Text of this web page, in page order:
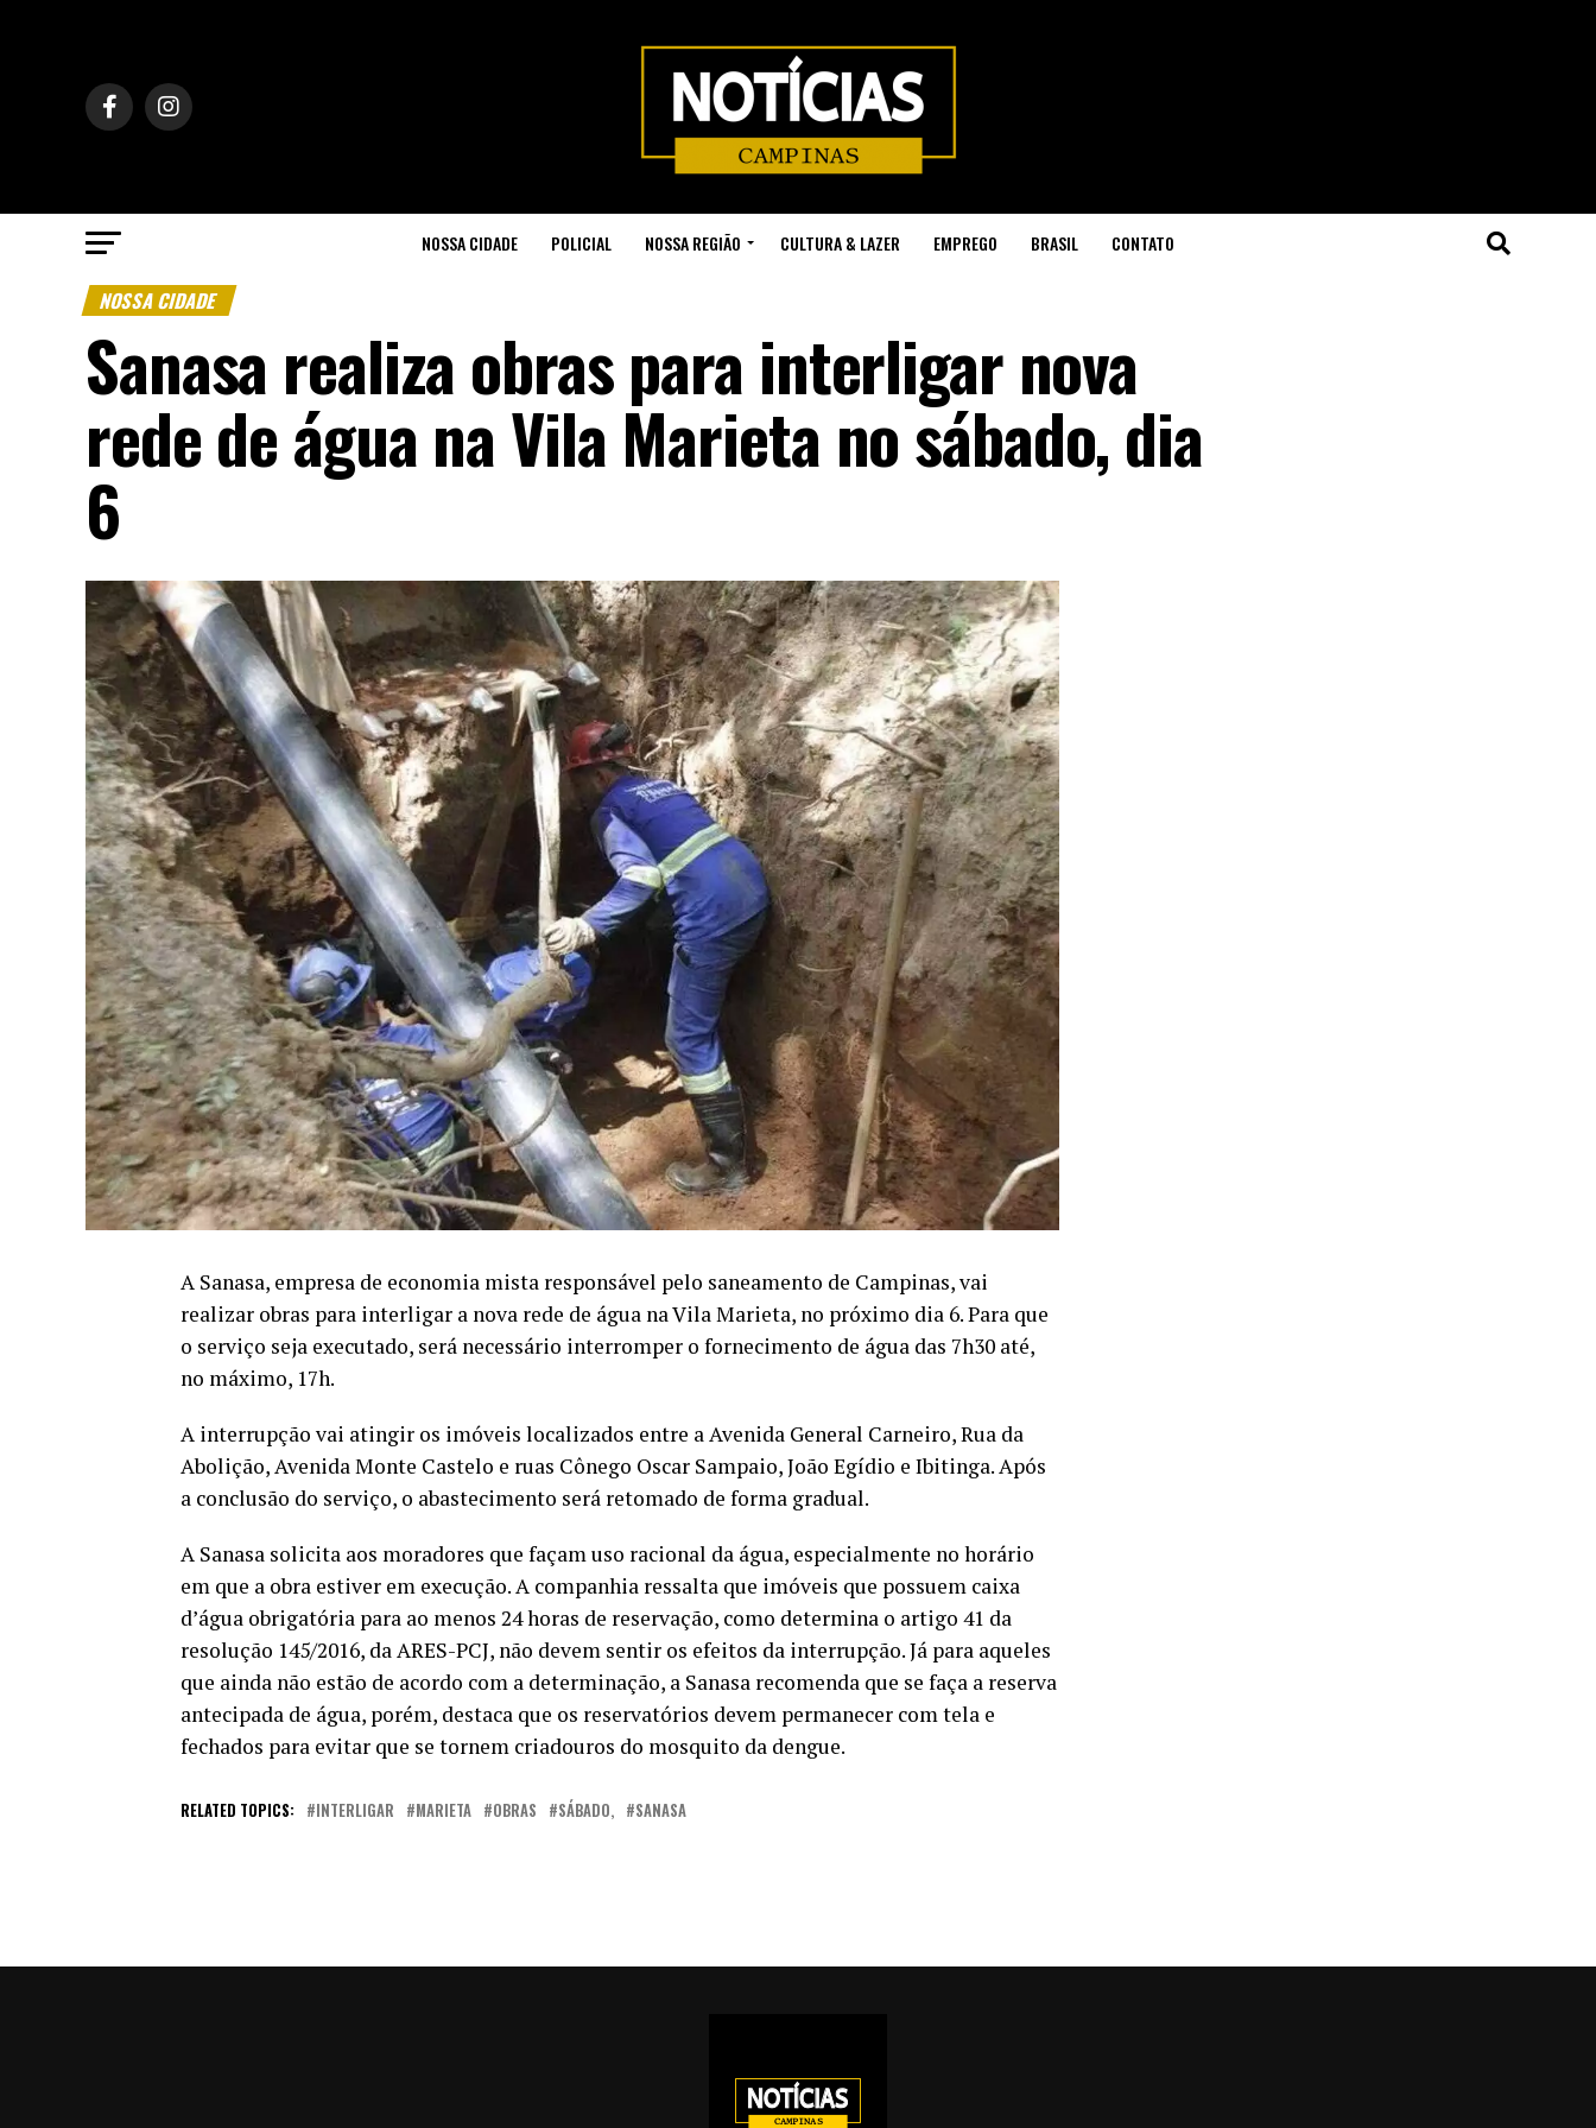
NOSSA CIDADE POLICIAL NOSSA REGIÃO CULTURA & LAZER EMPREGO BRASIL CONTATO
NOSSA CIDADE
Sanasa realiza obras para interligar nova
rede de água na Vila Marieta no sábado, dia
6
A Sanasa, empresa de economia mista responsável pelo saneamento de Campinas, vai
realizar obras para interligar a nova rede de água na Vila Marieta, no próximo dia 6. Para que
o serviço seja executado, será necessário interromper o fornecimento de água das 7h30 até,
no máximo, 17h.
A interrupção vai atingir os imóveis localizados entre a Avenida General Carneiro, Rua da
Abolição, Avenida Monte Castelo e ruas Cônego Oscar Sampaio, João Egídio e Ibitinga. Após
a conclusão do serviço, o abastecimento será retomado de forma gradual.
A Sanasa solicita aos moradores que façam uso racional da água, especialmente no horário
em que a obra estiver em execução. A companhia ressalta que imóveis que possuem caixa
d’água obrigatória para ao menos 24 horas de reservação, como determina o artigo 41 da
resolução 145/2016, da ARES-PCJ, não devem sentir os efeitos da interrupção. Já para aqueles
que ainda não estão de acordo com a determinação, a Sanasa recomenda que se faça a reserva
antecipada de água, porém, destaca que os reservatórios devem permanecer com tela e
fechados para evitar que se tornem criadouros do mosquito da dengue.
RELATED TOPICS: INTERLIGAR MARIETA OBRAS SÁBADO, SANASA